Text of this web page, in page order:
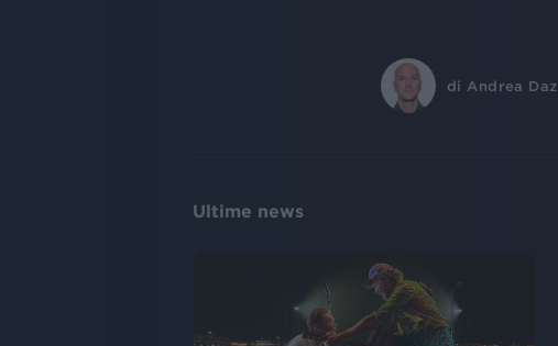
di Andrea Daz
Ultime news